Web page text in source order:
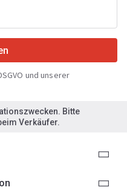
und unserer
Bitte
Verkäufer.